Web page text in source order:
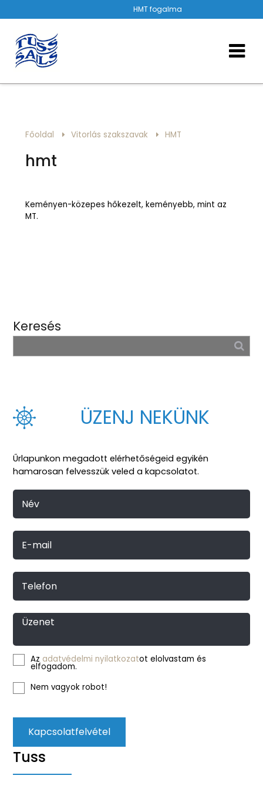
HMT fogalma
Főoldal Vitorlás szakszavak HMT
hmt
Keményen-közepes hőkezelt, keményebb, mint az
MT.
Keresés
ÜZENJ NEKÜNK
Űrlapunkon megadott elérhetőségeid egyikén
hamarosan felvesszük veled a kapcsolatot.
Név
E-mail
Telefon
Üzenet
Az adatvédelmi nyilatkozatot elolvastam és
elfogadom.
Nem vagyok robot!
Kapcsolatfelvétel
Tuss